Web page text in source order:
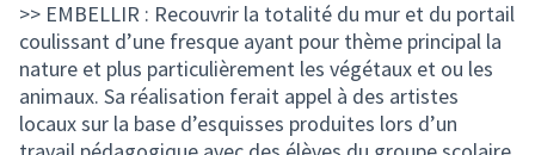
>> EMBELLIR : Recouvrir la totalité du mur et du portail
coulissant d’une fresque ayant pour thème principal la
nature et plus particulièrement les végétaux et ou les
animaux. Sa réalisation ferait appel à des artistes
locaux sur la base d’esquisses produites lors d’un